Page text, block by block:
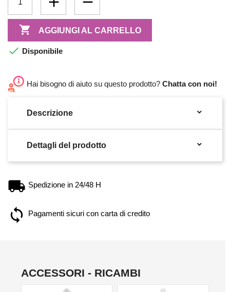
 AGGIUNGI AL CARRELLO
 Disponibile
Hai bisogno di aiuto su questo prodotto? Chatta con noi!
Descrizione 
Dettagli del prodotto 
Spedizione in 24/48 H
Pagamenti sicuri con carta di credito
ACCESSORI - RICAMBI